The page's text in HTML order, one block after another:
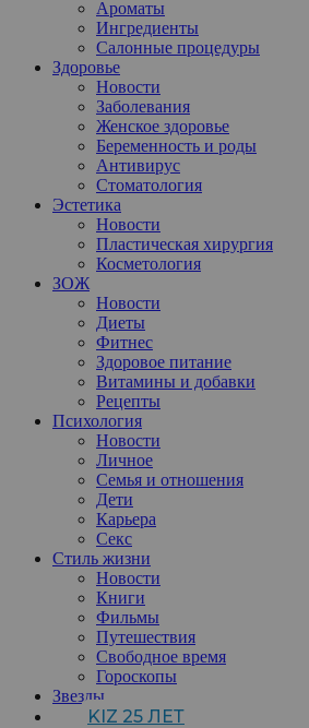
Ароматы
Ингредиенты
Салонные процедуры
Здоровье
Новости
Заболевания
Женское здоровье
Беременность и роды
Антивирус
Стоматология
Эстетика
Новости
Пластическая хирургия
Косметология
ЗОЖ
Новости
Диеты
Фитнес
Здоровое питание
Витамины и добавки
Рецепты
Психология
Новости
Личное
Семья и отношения
Дети
Карьера
Секс
Стиль жизни
Новости
Книги
Фильмы
Путешествия
Свободное время
Гороскопы
Звезды
KIZ 25 ЛЕТ